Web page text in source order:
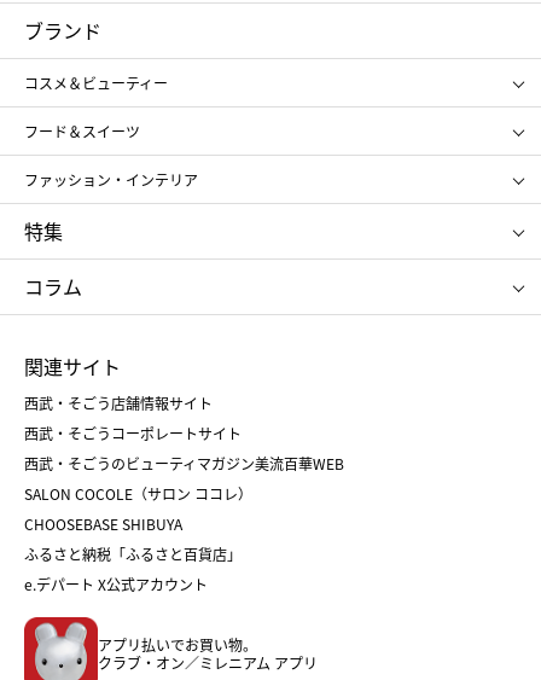
コスメ＆ビューティー
ギフト
レディース
メンズ
スポーツ・アウトドア
お中元
お歳暮
ブランド
コスメ＆ビューティー
SHISEIDO
ポール&ジョー ボーテ
ジルスチュアート
NARS
RMK
クリニーク
SK-Ⅱ
フード＆スイーツ
アンリ・シャルパンティエ
ゴディバ
新宿高野
たねや
ねんりん家
ファッション・インテリア
ポロ ラルフ ローレン
タケオ キクチ
ママ＆キッズ
シュタイフ
特集
お中元
ひな人形
五月人形
父の日
クリスマスケーキ
ホワイトデー
コラム
菓子折り
和菓子
人気のギフト
バレンタイン
ホワイトデー
おせち
フード
ホーム・キッチン＆アート
関連サイト
西武・そごう店舗情報サイト
西武・そごうコーポレートサイト
西武・そごうのビューティマガジン美流百華WEB
SALON COCOLE（サロン ココレ）
CHOOSEBASE SHIBUYA
ふるさと納税「ふるさと百貨店」
e.デパート X公式アカウント
アプリ払いでお買い物。
クラブ・オン／ミレニアム アプリ